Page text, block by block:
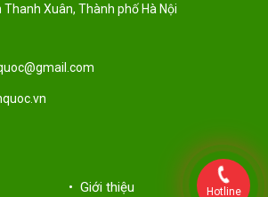
Thanh Xuân, Thành phố Hà Nội
• Giới thiệu Hotline